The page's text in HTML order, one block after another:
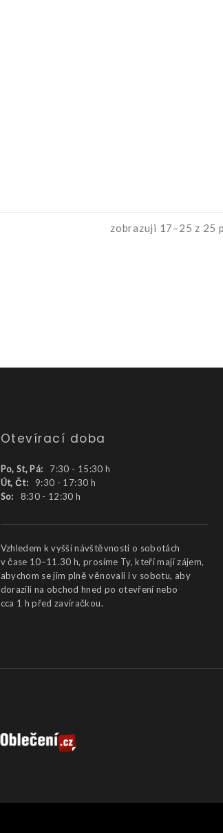
zobrazuji 17–25 z 25
Otevírací doba
Po, St, Pá:
7:30 - 15:30 h
Út, Čt: 9:30 - 17:30 h
So: 8:30 - 12:30 h
Vzhledem k vyšší návštěvnosti o sobotách
v čase 10–11.30 h, prosíme Ty, kteří mají zájem,
abychom se jim plně věnovali i v sobotu, aby
dorazili na obchod hned po otevření nebo
cca 1 h před zavíračkou.